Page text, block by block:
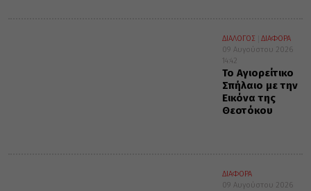
ΔΙΑΛΟΓΟΣ
ΔΙΑΦΟΡΑ
09 Αυγούστου 2026
14:42
Το Αγιορείτικο
Σπήλαιο με την
Εικόνα της
Θεοτόκου
ΔΙΑΦΟΡΑ
09 Αυγούστου 2026